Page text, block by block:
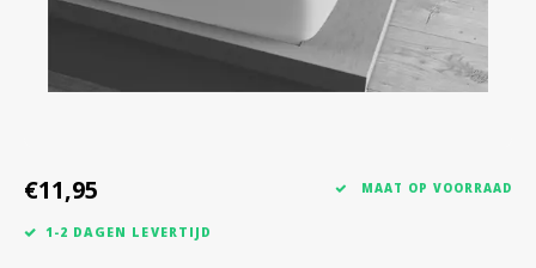
€11,95 MAAT OP VOORRAAD
1-2 DAGEN LEVERTIJD